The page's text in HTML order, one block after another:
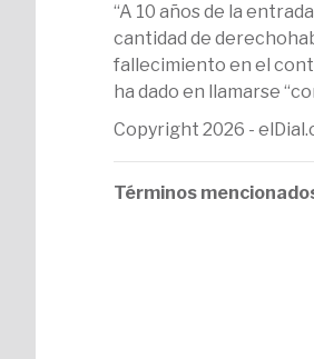
“A 10 años de la
cantidad de
fallecimiento en el
ha dado en llamarse
Copyright 2026 -
Términos